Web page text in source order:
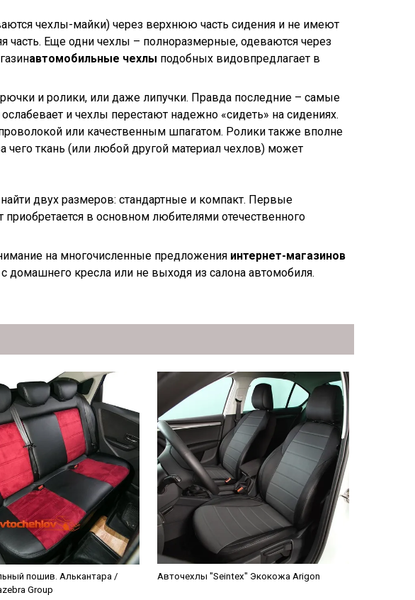
чехлы-майки) через верхнюю часть сидения и не имеют
часть. Еще одни чехлы – полноразмерные, одеваются через
автомобильные чехлы подобных видовпредлагает в
и ролики, или даже липучки. Правда последние – самые
и чехлы перестают надежно «сидеть» на сидениях.
или качественным шпагатом. Ролики также вполне
ткань (или любой другой материал чехлов) может
двух размеров: стандартные и компакт. Первые
в основном любителями отечественного
на многочисленные предложения интернет-магазинов
домашнего кресла или не выходя из салона автомобиля.
пошив. Алькантара /
Group
Авточехлы "Seintex" Экокожа Arigon